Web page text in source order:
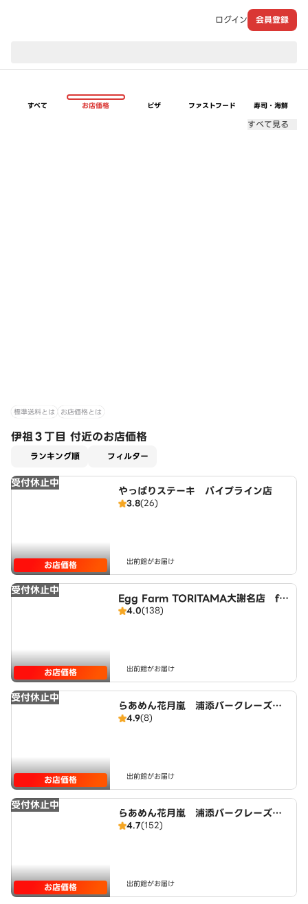
ログイン 会員登録
すべて お店価格 ピザ ファストフード 寿司・海鮮
すべて見る
標準送料とは お店価格とは
伊祖３丁目 付近のお店価格
ランキング順 フィルター
受付休止中
お店価格
やっぱりステーキ パイプライン店
3.8(26)
出前館がお届け
受付休止中
お店価格
Egg Farm TORITAMA大謝名店 fr
om鳥玉
4.0(138)
出前館がお届け
受付休止中
お店価格
らあめん花月嵐 浦添バークレーズコ
ート店（内間エリア）
4.9(8)
出前館がお届け
受付休止中
お店価格
らあめん花月嵐 浦添バークレーズコ
ート店
4.7(152)
出前館がお届け